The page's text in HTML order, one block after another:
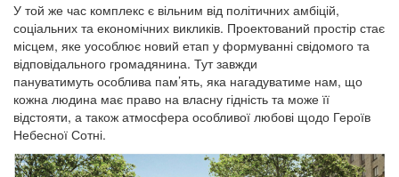
У той же час комплекс є вільним від політичних амбіцій,
соціальних та економічних викликів. Проектований простір стає
місцем, яке уособлює новий етап у формуванні свідомого та
відповідального громадянина. Тут завжди
пануватимуть особлива пам’ять, яка нагадуватиме нам, що
кожна людина має право на власну гідність та може її
відстояти, а також атмосфера особливої любові щодо Героїв
Небесної Сотні.